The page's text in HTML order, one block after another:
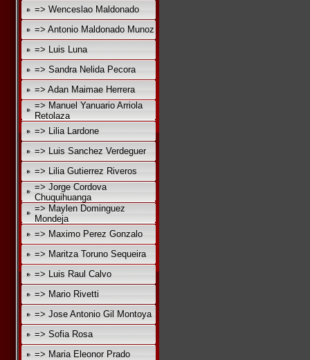
=> Wenceslao Maldonado
=> Antonio Maldonado Munoz
=> Luis Luna
=> Sandra Nelida Pecora
=> Adan Maimae Herrera
=> Manuel Yanuario Arriola
Retolaza
=> Lilia Lardone
=> Luis Sanchez Verdeguer
=> Lilia Gutierrez Riveros
=> Jorge Cordova
Chuquihuanga
=> Maylen Dominguez
Mondeja
=> Maximo Perez Gonzalo
=> Maritza Toruno Sequeira
=> Luis Raul Calvo
=> Mario Rivetti
=> Jose Antonio Gil Montoya
=> Sofia Rosa
=> Maria Eleonor Prado